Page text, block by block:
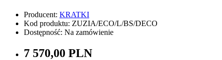
Producent: KRATKI
Kod produktu: ZUZIA/ECO/L/BS/DECO
Dostępność: Na zamówienie
7 570,00 PLN